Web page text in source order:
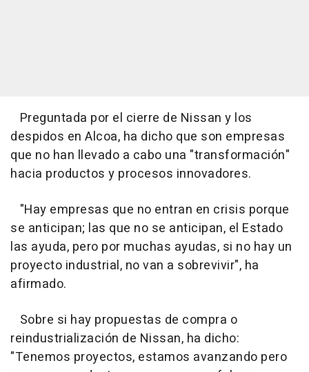
Preguntada por el cierre de Nissan y los
despidos en Alcoa, ha dicho que son empresas
que no han llevado a cabo una "transformación"
hacia productos y procesos innovadores.
"Hay empresas que no entran en crisis porque
se anticipan; las que no se anticipan, el Estado
las ayuda, pero por muchas ayudas, si no hay un
proyecto industrial, no van a sobrevivir", ha
afirmado.
Sobre si hay propuestas de compra o
reindustrialización de Nissan, ha dicho:
"Tenemos proyectos, estamos avanzando pero